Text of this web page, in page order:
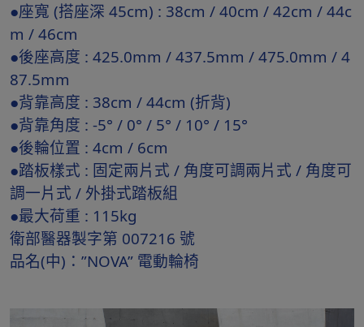
●座寬 (搭座深 45cm) : 38cm / 40cm / 42cm / 44c
m / 46cm
●後座高度 : 425.0mm / 437.5mm / 475.0mm / 4
87.5mm
●背靠高度 : 38cm / 44cm (折背)
●背靠角度 : -5° / 0° / 5° / 10° / 15°
●後輪位置 : 4cm / 6cm
●踏板樣式 : 固定兩片式 / 角度可調兩片式 / 角度可
調一片式 / 外掛式踏板組
●最大荷重 : 115kg
衛部醫器製字第 007216 號
品名(中)：”NOVA” 電動輪椅